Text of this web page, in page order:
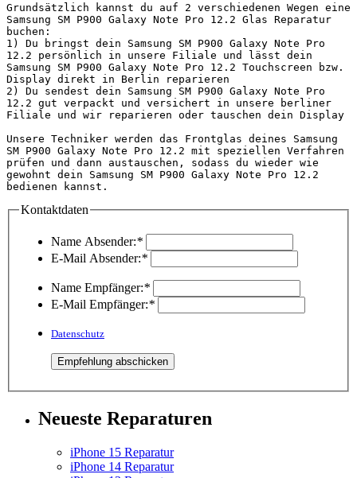
Grundsätzlich kannst du auf 2 verschiedenen Wegen eine
Samsung SM P900 Galaxy Note Pro 12.2 Glas Reparatur
buchen:
1) Du bringst dein Samsung SM P900 Galaxy Note Pro
12.2 persönlich in unsere Filiale und lässt dein
Samsung SM P900 Galaxy Note Pro 12.2 Touchscreen bzw.
Display direkt in Berlin reparieren
2) Du sendest dein Samsung SM P900 Galaxy Note Pro
12.2 gut verpackt und versichert in unsere berliner
Filiale und wir reparieren oder tauschen dein Display
Unsere Techniker werden das Frontglas deines Samsung
SM P900 Galaxy Note Pro 12.2 mit speziellen Verfahren
prüfen und dann austauschen, sodass du wieder wie
gewohnt dein Samsung SM P900 Galaxy Note Pro 12.2
Kontaktdaten
Name Absender:*
E-Mail Absender:*
Name Empfänger:*
E-Mail Empfänger:*
Datenschutz
Neueste Reparaturen
iPhone 15 Reparatur
iPhone 14 Reparatur